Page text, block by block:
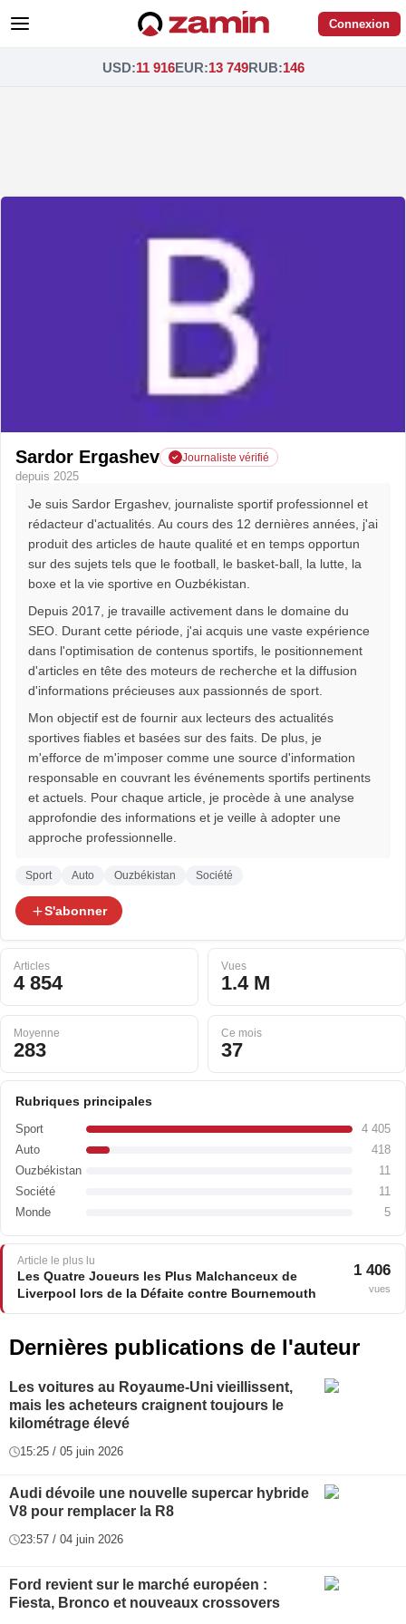
Connexion
USD:11 916EUR:13 749RUB:146
Sardor Ergashev Journaliste vérifié
depuis 2025
Je suis Sardor Ergashev, journaliste sportif professionnel et
rédacteur d'actualités. Au cours des 12 dernières années, j'ai
produit des articles de haute qualité et en temps opportun
sur des sujets tels que le football, le basket-ball, la lutte, la
boxe et la vie sportive en Ouzbékistan.
Depuis 2017, je travaille activement dans le domaine du
SEO. Durant cette période, j'ai acquis une vaste expérience
dans l'optimisation de contenus sportifs, le positionnement
d'articles en tête des moteurs de recherche et la diffusion
d'informations précieuses aux passionnés de sport.
Mon objectif est de fournir aux lecteurs des actualités
sportives fiables et basées sur des faits. De plus, je
m'efforce de m'imposer comme une source d'information
responsable en couvrant les événements sportifs pertinents
et actuels. Pour chaque article, je procède à une analyse
approfondie des informations et je veille à adopter une
approche professionnelle.
Sport Auto Ouzbékistan Société
S'abonner
Articles
4 854
Vues
1.4 M
Moyenne
283
Ce mois
37
Rubriques principales
Sport 4 405
Auto 418
Ouzbékistan 11
Société 11
Monde 5
Article le plus lu
Les Quatre Joueurs les Plus Malchanceux de
Liverpool lors de la Défaite contre Bournemouth
1 406
vues
Dernières publications de l'auteur
Les voitures au Royaume-Uni vieillissent,
mais les acheteurs craignent toujours le
kilométrage élevé
15:25 / 05 juin 2026
Audi dévoile une nouvelle supercar hybride
V8 pour remplacer la R8
23:57 / 04 juin 2026
Ford revient sur le marché européen :
Fiesta, Bronco et nouveaux crossovers